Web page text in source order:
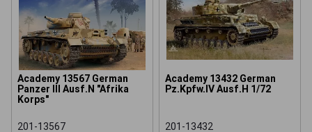
Academy 13567 German
Panzer III Ausf.N "Afrika
Korps"
201-13567
Academy 13432 German
Pz.Kpfw.IV Ausf.H 1/72
201-13432